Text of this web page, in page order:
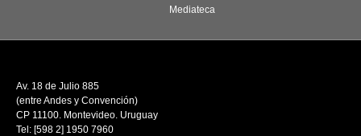
Mediateca
Av. 18 de Julio 885
(entre Andes y Convención)
CP 11100. Montevideo. Uruguay
Tel: [598 2] 1950 7960